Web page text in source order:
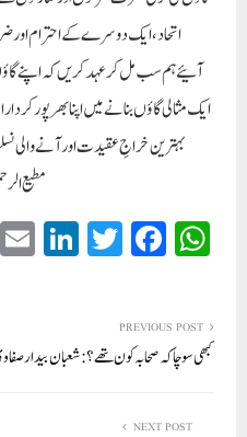
اتحاد، ایک دوسرے کے احترام
آئیے ہم سب مل کر عہد کریں کہ اپنے
ایک مثالی گاؤں بنانے میں اپنا بھرپور
بہترین خراجِ عقیدت اور آنے والی
مطیع
W
ha
A
pp
Fa
ce
ok
T
wi
r
Li
nk
In PREVIOUS POST
کبھی سوچا کہ صحابہ کون تھے؟ : شعبان بیدار
NEXT POST